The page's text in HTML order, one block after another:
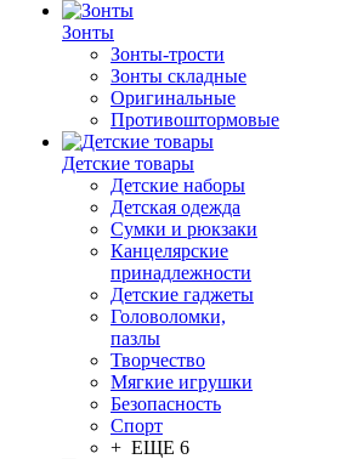
Зонты
Зонты-трости
Зонты складные
Оригинальные
Противоштормовые
Детские товары
Детские наборы
Детская одежда
Сумки и рюкзаки
Канцелярские
принадлежности
Детские гаджеты
Головоломки,
пазлы
Творчество
Мягкие игрушки
Безопасность
Спорт
+ ЕЩЕ 6